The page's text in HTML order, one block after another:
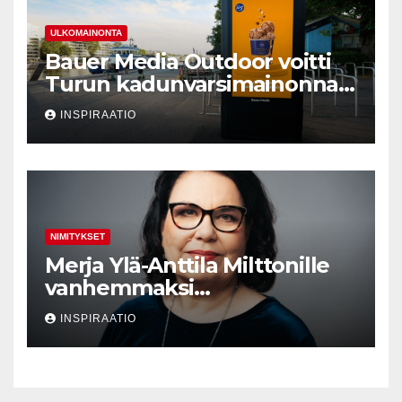
ULKOMAINONTA
Bauer Media Outdoor voitti
Turun kadunvarsimainonnan
kilpailutuksen
INSPIRAATIO
NIMITYKSET
Merja Ylä-Anttila Milttonille
vanhemmaksi
neuvonantajaksi
INSPIRAATIO